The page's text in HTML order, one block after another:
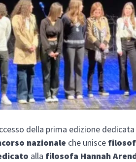
della prima edizione
nazionale che unisce
alla filosofa Hannah